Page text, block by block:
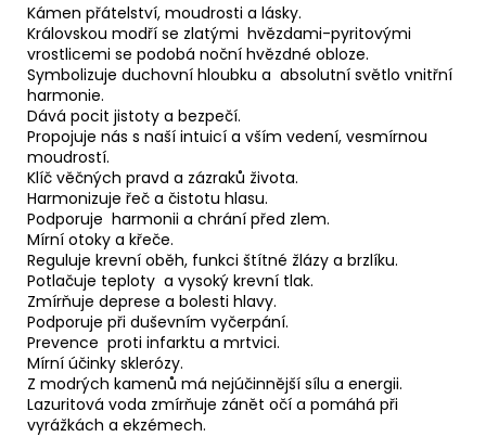
Kámen přátelství, moudrosti a lásky.
Královskou modří se zlatými hvězdami-pyritovými
vrostlicemi se podobá noční hvězdné obloze.
Symbolizuje duchovní hloubku a absolutní světlo vnitřní
harmonie.
Dává pocit jistoty a bezpečí.
Propojuje nás s naší intuicí a vším vedení, vesmírnou
moudrostí.
Klíč věčných pravd a zázraků života.
Harmonizuje řeč a čistotu hlasu.
Podporuje harmonii a chrání před zlem.
Mírní otoky a křeče.
Reguluje krevní oběh, funkci štítné žlázy a brzlíku.
Potlačuje teploty a vysoký krevní tlak.
Zmírňuje deprese a bolesti hlavy.
Podporuje při duševním vyčerpání.
Prevence proti infarktu a mrtvici.
Mírní účinky sklerózy.
Z modrých kamenů má nejúčinnější sílu a energii.
Lazuritová voda zmírňuje zánět očí a pomáhá při
vyrážkách a ekzémech.